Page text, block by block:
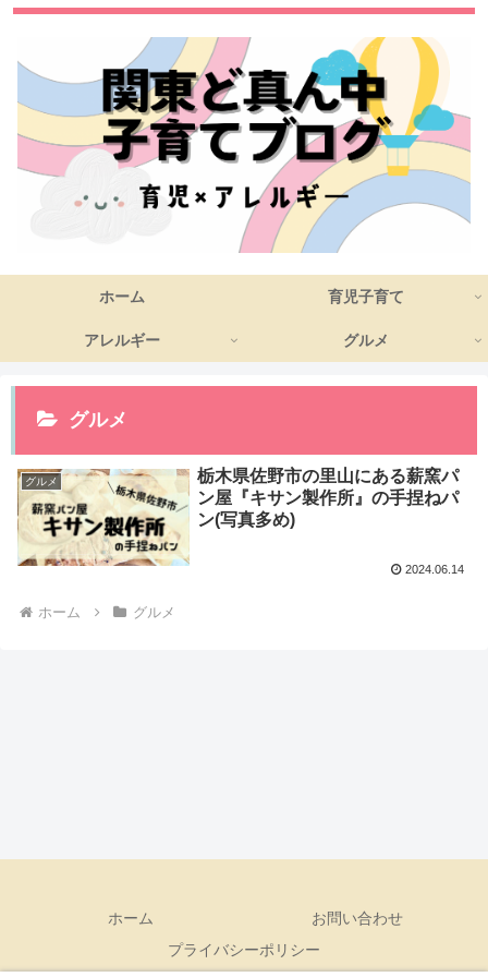
ホーム 育児子育て
アレルギー グルメ
グルメ
グルメ
栃木県佐野市の里山にある薪窯パ
ン屋『キサン製作所』の手捏ねパ
ン(写真多め)
2024.06.14
ホーム グルメ
ホーム
お問い合わせ
プライバシーポリシー